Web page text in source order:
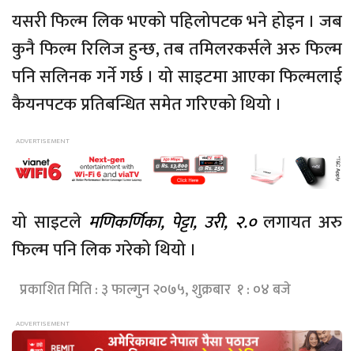
यसरी फिल्म लिक भएको पहिलोपटक भने होइन । जब
कुनै फिल्म रिलिज हुन्छ, तब तमिलरकर्सले अरु फिल्म
पनि सलिनक गर्ने गर्छ । यो साइटमा आएका फिल्मलाई
कैयनपटक प्रतिबन्धित समेत गरिएको थियो ।
यो साइटले मणिकर्णिका, पेट्टा, उरी, २.०लगायत अरु
फिल्म पनि लिक गरेको थियो ।
प्रकाशित मिति : ३ फाल्गुन २०७५, शुक्रबार १ : ०४ बजे